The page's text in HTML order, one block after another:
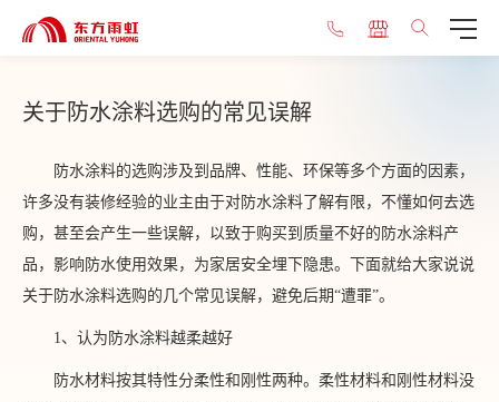
关于防水涂料选购的常见误解
防水涂料的选购涉及到品牌、性能、环保等多个方面的因素，
许多没有装修经验的业主由于对防水涂料了解有限，不懂如何去选
购，甚至会产生一些误解，以致于购买到质量不好的防水涂料产
品，影响防水使用效果，为家居安全埋下隐患。下面就给大家说说
关于防水涂料选购的几个常见误解，避免后期“遭罪”。
1、认为防水涂料越柔越好
防水材料按其特性分柔性和刚性两种。柔性材料和刚性材料没